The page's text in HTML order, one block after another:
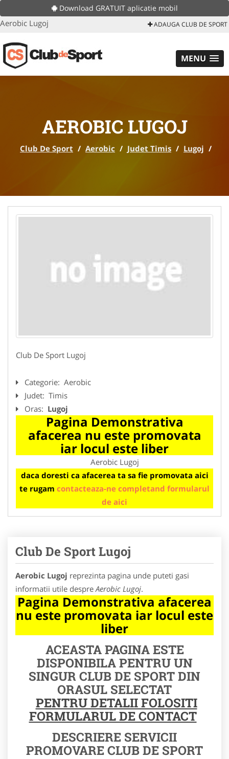
Download GRATUIT aplicatie mobil
Aerobic Lugoj ADAUGA CLUB DE SPORT
MENU
AEROBIC LUGOJ
Club De Sport / Aerobic / Judet Timis / Lugoj /
Club De Sport Lugoj
Categorie: Aerobic
Judet: Timis
Oras: Lugoj
Pagina Demonstrativa
afacerea nu este promovata
iar locul este liber
Aerobic Lugoj
daca doresti ca afacerea ta sa fie promovata aici
te rugam contacteaza-ne completand formularul
de aici
Club De Sport Lugoj
Aerobic Lugoj reprezinta pagina unde puteti gasi
informatii utile despre Aerobic Lugoj.
Pagina Demonstrativa afacerea
nu este promovata iar locul este
liber
ACEASTA PAGINA ESTE
DISPONIBILA PENTRU UN
SINGUR CLUB DE SPORT DIN
ORASUL SELECTAT
PENTRU DETALII FOLOSITI
FORMULARUL DE CONTACT
DESCRIERE SERVICII
PROMOVARE CLUB DE SPORT